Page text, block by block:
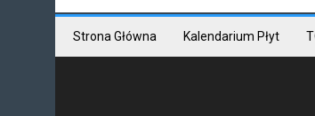
Strona Główna Kalendarium Płyt